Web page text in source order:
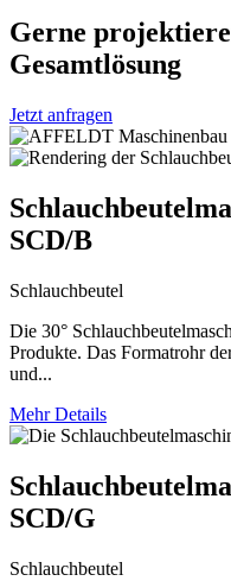
Gerne
Gesamtlösung
Jetzt anfragen
SCD/B
Schlauchbeutel
Die 30°
Produkte. Das Formatrohr
und...
Mehr Details
SCD/G
Schlauchbeutel